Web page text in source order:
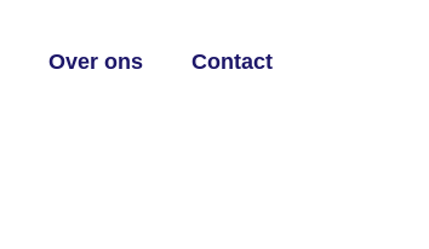
Over ons Contact